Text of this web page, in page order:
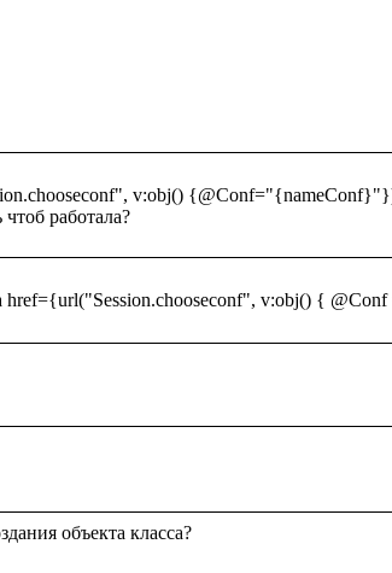
v:obj()
объекта класса?